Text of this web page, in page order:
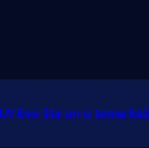
i preuzmi
Evo šta on o tome